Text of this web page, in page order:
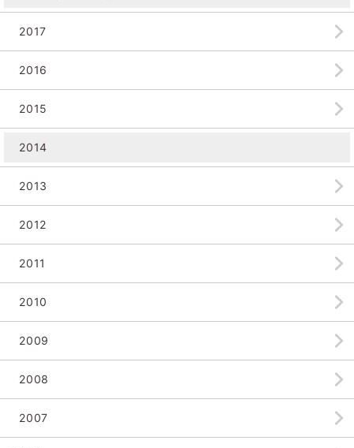
2017
2016
2015
2014
2013
2012
2011
2010
2009
2008
2007